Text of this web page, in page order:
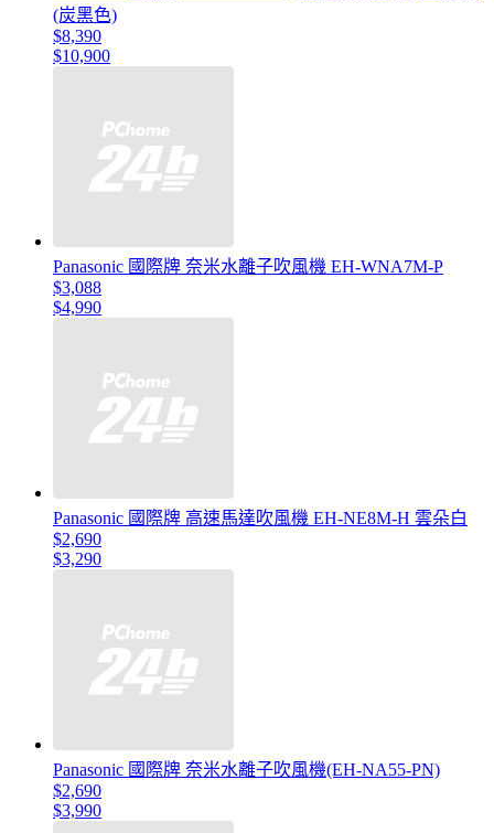
(炭黑色)
$8,390
$10,900
Panasonic 國際牌 奈米水離子吹風機 EH-WNA7M-P
$3,088
$4,990
Panasonic 國際牌 高速馬達吹風機 EH-NE8M-H 雲朵白
$2,690
$3,290
Panasonic 國際牌 奈米水離子吹風機(EH-NA55-PN)
$2,690
$3,990